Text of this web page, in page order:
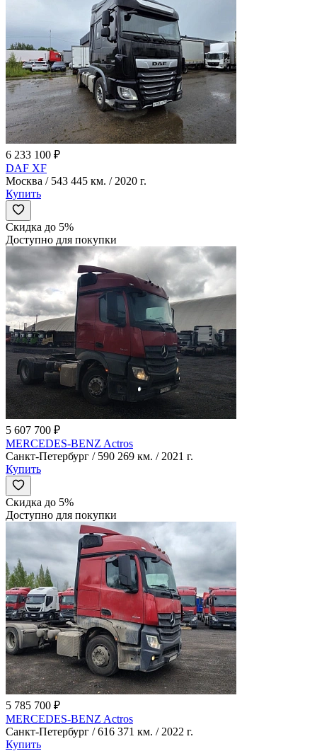
6 233 100 ₽
DAF XF
Москва / 543 445 км. / 2020 г.
Купить
Скидка до 5%
Доступно для покупки
5 607 700 ₽
MERCEDES-BENZ Actros
Санкт-Петербург / 590 269 км. / 2021 г.
Купить
Скидка до 5%
Доступно для покупки
5 785 700 ₽
MERCEDES-BENZ Actros
Санкт-Петербург / 616 371 км. / 2022 г.
Купить